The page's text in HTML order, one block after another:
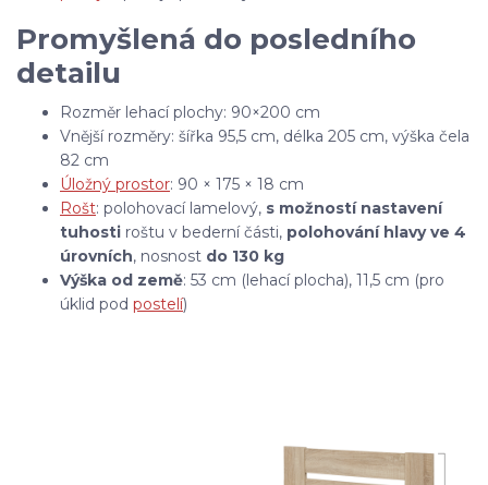
Promyšlená do posledního
detailu
Rozměr lehací plochy: 90×200 cm
Vnější rozměry: šířka 95,5 cm, délka 205 cm, výška čela
82 cm
Úložný prostor: 90 × 175 × 18 cm
Rošt: polohovací lamelový, s možností nastavení
tuhosti roštu v bederní části, polohování hlavy ve 4
úrovních, nosnost do 130 kg
Výška od země: 53 cm (lehací plocha), 11,5 cm (pro
úklid pod postelí)